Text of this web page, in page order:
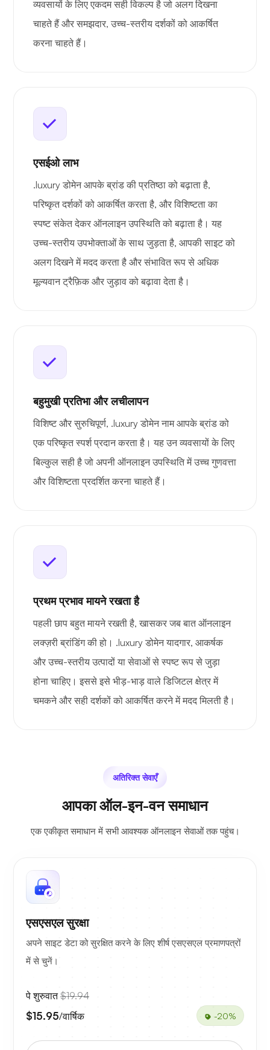
व्यवसायों के लिए एकदम सही विकल्प है जो अलग दिखना
चाहते हैं और समझदार, उच्च-स्तरीय दर्शकों को आकर्षित
करना चाहते हैं।
एसईओ लाभ
.luxury डोमेन आपके ब्रांड की प्रतिष्ठा को बढ़ाता है,
परिष्कृत दर्शकों को आकर्षित करता है, और विशिष्टता का
स्पष्ट संकेत देकर ऑनलाइन उपस्थिति को बढ़ाता है। यह
उच्च-स्तरीय उपभोक्ताओं के साथ जुड़ता है, आपकी साइट को
अलग दिखने में मदद करता है और संभावित रूप से अधिक
मूल्यवान ट्रैफ़िक और जुड़ाव को बढ़ावा देता है।
बहुमुखी प्रतिभा और लचीलापन
विशिष्ट और सुरुचिपूर्ण, .luxury डोमेन नाम आपके ब्रांड को
एक परिष्कृत स्पर्श प्रदान करता है। यह उन व्यवसायों के लिए
बिल्कुल सही है जो अपनी ऑनलाइन उपस्थिति में उच्च गुणवत्ता
और विशिष्टता प्रदर्शित करना चाहते हैं।
प्रथम प्रभाव मायने रखता है
पहली छाप बहुत मायने रखती है, खासकर जब बात ऑनलाइन
लक्ज़री ब्रांडिंग की हो। .luxury डोमेन यादगार, आकर्षक
और उच्च-स्तरीय उत्पादों या सेवाओं से स्पष्ट रूप से जुड़ा
होना चाहिए। इससे इसे भीड़-भाड़ वाले डिजिटल क्षेत्र में
चमकने और सही दर्शकों को आकर्षित करने में मदद मिलती है।
अतिरिक्त सेवाएँ
आपका ऑल-इन-वन समाधान
एक एकीकृत समाधान में सभी आवश्यक ऑनलाइन सेवाओं तक पहुंच।
एसएसएल सुरक्षा
अपने साइट डेटा को सुरक्षित करने के लिए शीर्ष एसएसएल प्रमाणपत्रों
में से चुनें।
पे शुरुवात$19.94
$15.95/वार्षिक -20%